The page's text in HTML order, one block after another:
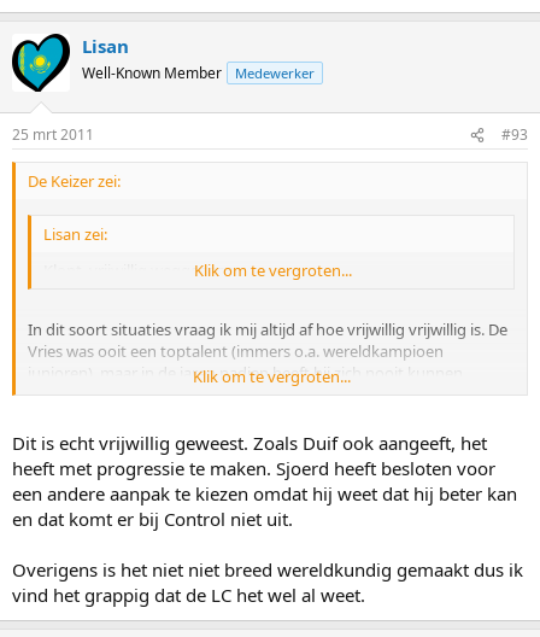
Lisan
Well-Known Member Medewerker
25 mrt 2011 #93
De Keizer zei:
Lisan zei:
Klopt, vrijwillig weggegaan.Klik om te vergroten...
In dit soort situaties vraag ik mij altijd af hoe vrijwillig vrijwillig is. De
Vries was ooit een toptalent (immers o.a. wereldkampioen
junioren), maar in de jaren nadien heeft hij zich nooit kunnen
plaatsen voor een WK, zelfs in dit na-olympische seizoen niet. Ook
topteam zoals Control houdt het dan denk ik op. Ooit moet je de
status van talent toch achter je laten.
Klik om te vergroten...
Dit is echt vrijwillig geweest. Zoals Duif ook aangeeft, het
heeft met progressie te maken. Sjoerd heeft besloten voor
een andere aanpak te kiezen omdat hij weet dat hij beter kan
en dat komt er bij Control niet uit.
Overigens is het niet niet breed wereldkundig gemaakt dus ik
vind het grappig dat de LC het wel al weet.